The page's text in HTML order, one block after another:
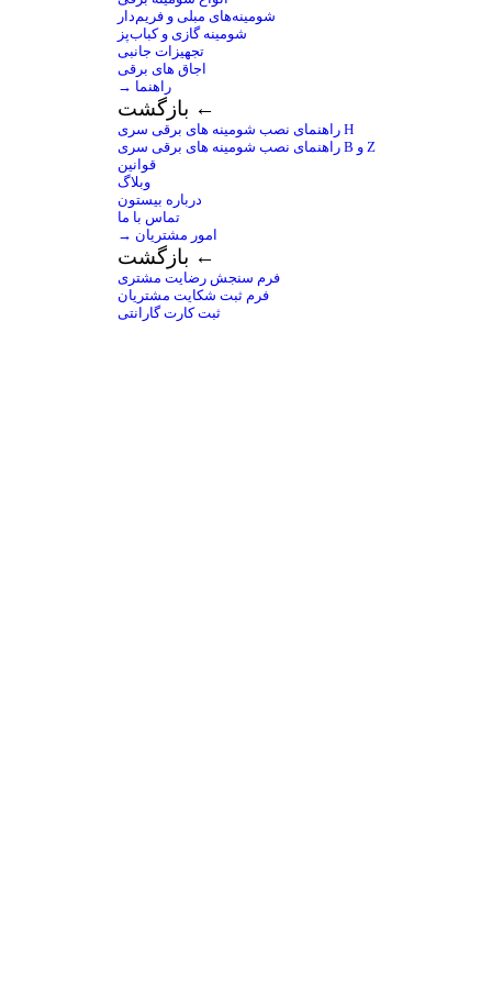
شومینه‌های مبلی و فریم‌دار
شومینه گازی و کباب‌پز
تجهیزات جانبی
اجاق های برقی
→ راهنما
بازگشت ←
راهنمای نصب شومینه های برقی سری H
راهنمای نصب شومینه های برقی سری B و Z
قوانین
وبلاگ
درباره بیستون
تماس با ما
→ امور مشتریان
بازگشت ←
فرم سنجش رضایت مشتری
فرم ثبت شکایت مشتریان
ثبت کارت گارانتی